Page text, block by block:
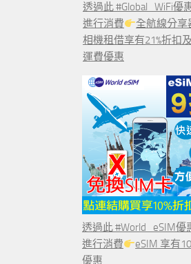
透過此 #Global_WiFi優
進行消費
全航線分享
相機租借享有21%折扣
運費優惠
透過此 #World_eSIM優
進行消費
eSIM 享有
優惠